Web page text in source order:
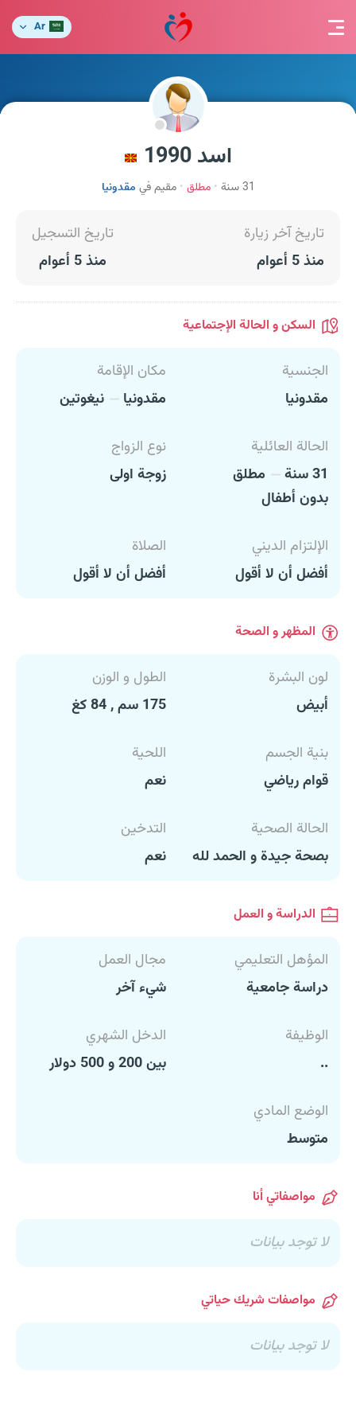
Ar
اسد 1990
31 سنة مطلق مقيم في مقدونيا
تاريخ آخر زيارة
منذ 5 أعوام
تاريخ التسجيل
منذ 5 أعوام
السكن و الحالة الإجتماعية
الجنسية
مقدونيا
مكان الإقامة
مقدونيا
نيغوتين
الحالة العائلية
31 سنة
مطلق
بدون أطفال
نوع الزواج
زوجة اولى
الإلتزام الديني
أفضل أن لا أقول
الصلاة
أفضل أن لا أقول
المظهر و الصحة
لون البشرة
أبيض
الطول و الوزن
175 سم , 84 كغ
بنية الجسم
قوام رياضي
اللحية
نعم
الحالة الصحية
بصحة جيدة و الحمد لله
التدخين
نعم
الدراسة و العمل
المؤهل التعليمي
دراسة جامعية
مجال العمل
شيء آخر
الوظيفة
..
الدخل الشهري
بين 200 و 500 دولار
الوضع المادي
متوسط
مواصفاتي أنا
لا توجد بيانات
مواصفات شريك حياتي
لا توجد بيانات